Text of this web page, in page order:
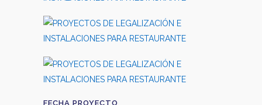
FECHA PROYECTO